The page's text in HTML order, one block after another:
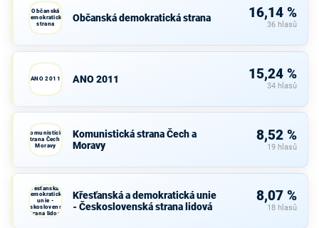
Občanská
demokratická
strana
Občanská demokratická strana 16,14 %
36 hlasů
ANO 2011 ANO 2011 15,24 %
34 hlasů
Komunistická
strana Čech a
Moravy
Komunistická strana Čech a
Moravy
8,52 %
19 hlasů
Křesťanská a
demokratická
unie -
Československá
strana lidová
Křesťanská a demokratická unie
- Československá strana lidová
8,07 %
18 hlasů